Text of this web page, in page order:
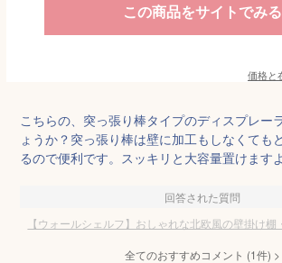
この商品をサイトでみる
価格と
こちらの、突っ張り棒タイプのディスプレー
ょうか？突っ張り棒は壁に加工もしなくても
るので便利です。スッキリと大容量置けますよ
回答された質問
【ウォールシェルフ】おしゃれな北欧風の壁掛け棚
全てのおすすめコメント (1件) >